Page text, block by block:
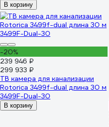
В корзину
-20%
239 946 ₽
299 933 ₽
ТВ камера для канализации
Rotorica 3499f-dual длина 30 м
3499F-Dual-30
В корзину